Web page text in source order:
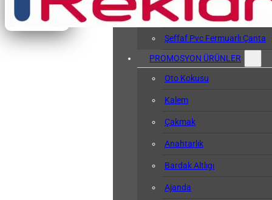
Şeffaf Pvc Kart Kılıfı
Şeffaf Pvc Fermuarlı Çanta
PROMOSYON ÜRÜNLER
Oto Kokusu
Kalem
Çakmak
Anahtarlık
Bardak Altlıgı
Ajanda